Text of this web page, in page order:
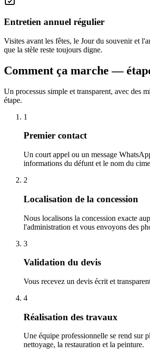
Entretien annuel régulier
Visites avant les fêtes, le Jour du souvenir et
que la stèle reste toujours digne.
Comment ça marche —
Un processus simple et transparent, avec des
étape.
1
Premier contact
Un court appel ou un message
informations du défunt et le nom du
2
Localisation de la concession
Nous localisons la concession exacte
l'administration et vous envoyons des
3
Validation du devis
Vous recevez un devis écrit et
4
Réalisation des travaux
Une équipe professionnelle se rend sur
nettoyage, la restauration et la peinture.